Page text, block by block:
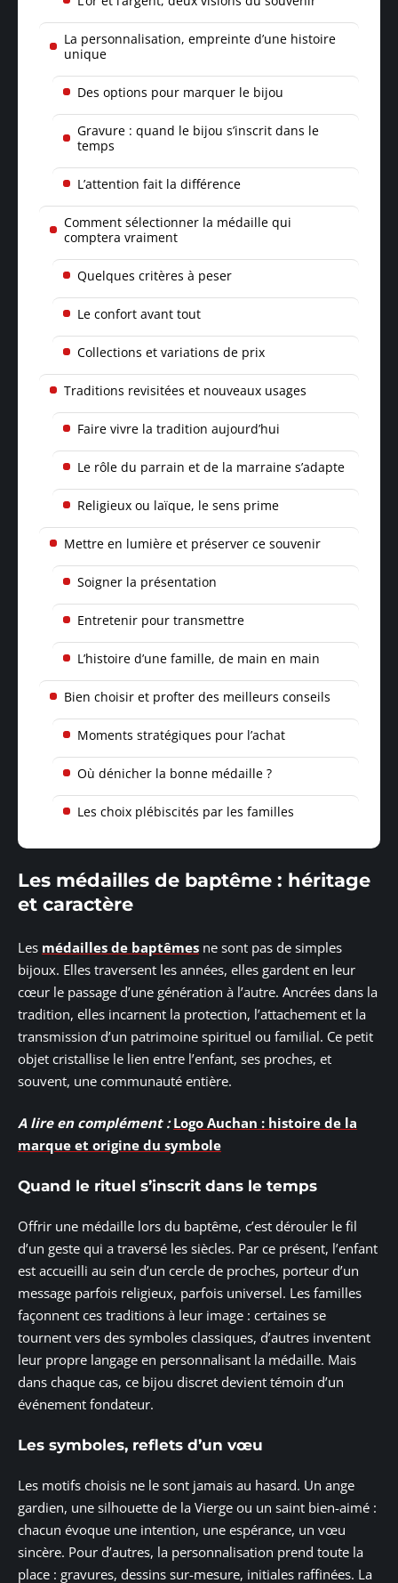
La personnalisation, empreinte d’une histoire
unique
Des options pour marquer le bijou
Gravure : quand le bijou s’inscrit dans le
temps
L’attention fait la différence
Comment sélectionner la médaille qui
comptera vraiment
Quelques critères à peser
Le confort avant tout
Collections et variations de prix
Traditions revisitées et nouveaux usages
Faire vivre la tradition aujourd’hui
Le rôle du parrain et de la marraine s’adapte
Religieux ou laïque, le sens prime
Mettre en lumière et préserver ce souvenir
Soigner la présentation
Entretenir pour transmettre
L’histoire d’une famille, de main en main
Bien choisir et profter des meilleurs conseils
Moments stratégiques pour l’achat
Où dénicher la bonne médaille ?
Les choix plébiscités par les familles
Les médailles de baptême : héritage
et caractère
Les médailles de baptêmes ne sont pas de simples
bijoux. Elles traversent les années, elles gardent en leur
cœur le passage d’une génération à l’autre. Ancrées dans la
tradition, elles incarnent la protection, l’attachement et la
transmission d’un patrimoine spirituel ou familial. Ce petit
objet cristallise le lien entre l’enfant, ses proches, et
souvent, une communauté entière.
A lire en complément : Logo Auchan : histoire de la
marque et origine du symbole
Quand le rituel s’inscrit dans le temps
Offrir une médaille lors du baptême, c’est dérouler le fil
d’un geste qui a traversé les siècles. Par ce présent, l’enfant
est accueilli au sein d’un cercle de proches, porteur d’un
message parfois religieux, parfois universel. Les familles
façonnent ces traditions à leur image : certaines se
tournent vers des symboles classiques, d’autres inventent
leur propre langage en personnalisant la médaille. Mais
dans chaque cas, ce bijou discret devient témoin d’un
événement fondateur.
Les symboles, reflets d’un vœu
Les motifs choisis ne le sont jamais au hasard. Un ange
gardien, une silhouette de la Vierge ou un saint bien-aimé :
chacun évoque une intention, une espérance, un vœu
sincère. Pour d’autres, la personnalisation prend toute la
place : gravures, dessins sur-mesure, initiales raffinées. La